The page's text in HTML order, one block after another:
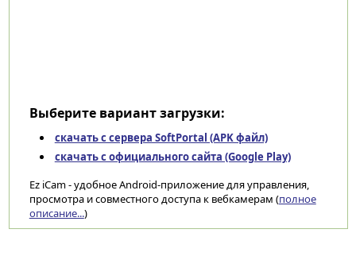
Выберите вариант загрузки:
скачать с сервера SoftPortal (APK файл)
скачать с официального сайта (Google Play)
Ez iCam - удобное Android-приложение для управления,
просмотра и совместного доступа к вебкамерам (полное
описание...)